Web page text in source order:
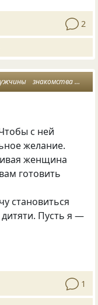
2
знакомства
с ней
желание.
женщина
готовить
становиться
Пусть я —
1